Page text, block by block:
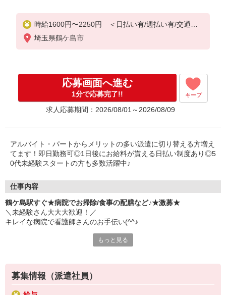
時給1600円〜2250円 ＜日払い有/週払い有/交通費
全支給(ガソリン代含む)＞
埼玉県鶴ケ島市
応募画面へ進む
1分で応募完了!! キープ
求人応募期間：2026/08/01～2026/08/09
アルバイト・パートからメリットの多い派遣に切り替える方増え
てます！即日勤務可◎1日後にお給料が貰える日払い制度あり◎5
0代未経験スタートの方も多数活躍中♪
仕事内容
鶴ケ島駅すぐ★病院でお掃除/食事の配膳など♪★激募★
＼未経験さん大大大歓迎！／
キレイな病院で看護師さんのお手伝い(^^♪
★検査の付き添い
★必要に応じた生活介助 など
もっと見る
募集情報（派遣社員）